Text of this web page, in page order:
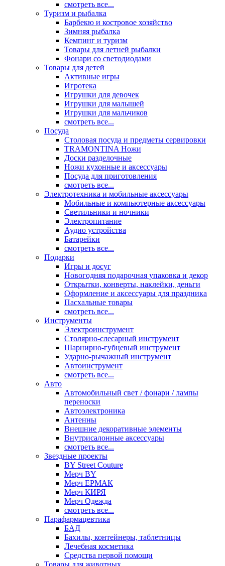
смотреть все...
Туризм и рыбалка
Барбекю и костровое хозяйство
Зимняя рыбалка
Кемпинг и туризм
Товары для летней рыбалки
Фонари со светодиодами
Товары для детей
Активные игры
Игротека
Игрушки для девочек
Игрушки для малышей
Игрушки для мальчиков
смотреть все...
Посуда
Столовая посуда и предметы сервировки
TRAMONTINA Ножи
Доски разделочные
Ножи кухонные и аксессуары
Посуда для приготовления
смотреть все...
Электротехника и мобильные аксессуары
Мобильные и компьютерные аксессуары
Светильники и ночники
Электропитание
Аудио устройства
Батарейки
смотреть все...
Подарки
Игры и досуг
Новогодняя подарочная упаковка и декор
Открытки, конверты, наклейки, деньги
Оформление и аксессуары для праздника
Пасхальные товары
смотреть все...
Инструменты
Электроинструмент
Столярно-слесарный инструмент
Шарнирно-губцевый инструмент
Ударно-рычажный инструмент
Автоинструмент
смотреть все...
Авто
Автомобильный свет / фонари / лампы
переноски
Автоэлектроника
Антенны
Внешние декоративные элементы
Внутрисалонные аксессуары
смотреть все...
Звездные проекты
BY Street Couture
Мерч BY
Мерч ЕРМАК
Мерч КИРЯ
Мерч Одежда
смотреть все...
Парафармацевтика
БАД
Бахилы, контейнеры, таблетницы
Лечебная косметика
Средства первой помощи
Товары для животных